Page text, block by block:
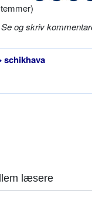
Se og skriv
schikhava
læsere